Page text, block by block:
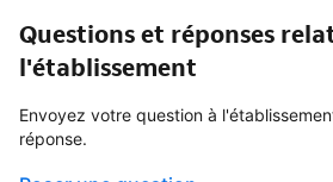
Questions et réponses
l'établissement
Envoyez votre question à
réponse.